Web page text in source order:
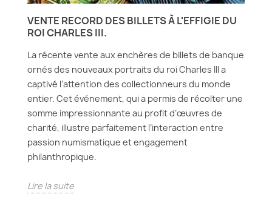
VENTE RECORD DES BILLETS À L'EFFIGIE DU
ROI CHARLES III.
La récente vente aux enchères de billets de banque
ornés des nouveaux portraits du roi Charles III a
captivé l’attention des collectionneurs du monde
entier. Cet événement, qui a permis de récolter une
somme impressionnante au profit d’œuvres de
charité, illustre parfaitement l’interaction entre
passion numismatique et engagement
philanthropique.
Lire la suite